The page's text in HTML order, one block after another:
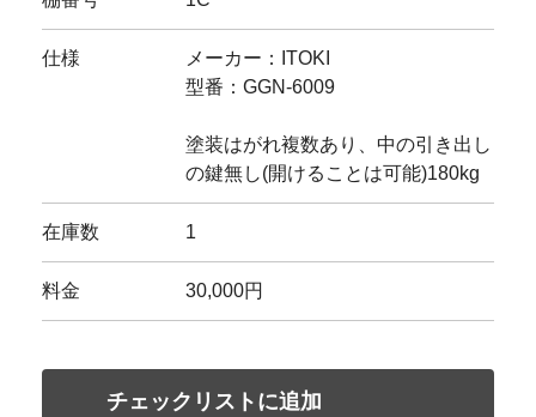
仕様
メーカー：ITOKI
型番：GGN-6009
塗装はがれ複数あり、中の引き出し
の鍵無し(開けることは可能)180kg
在庫数 1
料金 30,000円
チェックリストに追加